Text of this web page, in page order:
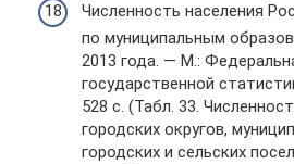
Численность населения
по муниципальным
2013 года. — М.:
государственной
528 с. (Табл. 33.
городских округов,
городских и сельских